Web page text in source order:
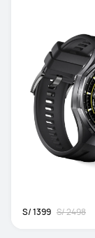
S/ 1399 S/ 2498